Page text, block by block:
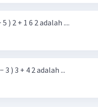
) 2 + 1 6 2 adalah ....
3 ) 3 + 4 2 adalah ...